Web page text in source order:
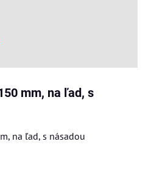
mm, na ľad, s
na ľad, s násadou